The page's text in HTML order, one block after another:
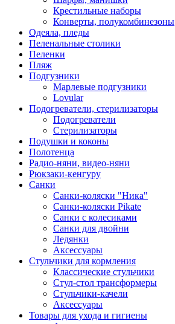
Крестильные наборы
Конверты, полукомбинезоны
Одеяла, пледы
Пеленальные столики
Пеленки
Пляж
Подгузники
Марлевые подгузники
Lovular
Подогреватели, стерилизаторы
Подогреватели
Стерилизаторы
Подушки и коконы
Полотенца
Радио-няни, видео-няни
Рюкзаки-кенгуру
Санки
Санки-коляски "Ника"
Санки-коляски Pikate
Санки с колесиками
Санки для двойни
Ледянки
Аксессуары
Стульчики для кормления
Классические стульчики
Стул-стол трансформеры
Стульчики-качели
Аксессуары
Товары для ухода и гигиены